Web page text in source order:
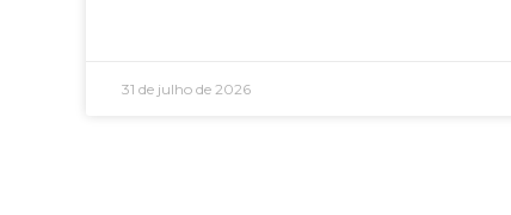
31 de julho de 2026